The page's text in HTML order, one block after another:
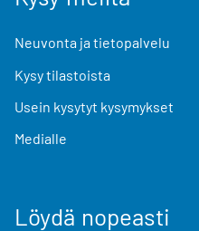
Neuvonta ja tietopalvelu
Kysy tilastoista
Usein kysytyt kysymykset
Medialle
Löydä nopeasti